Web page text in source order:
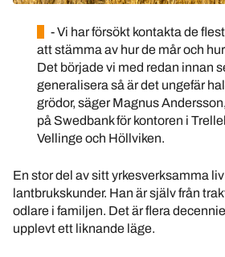
- Vi har försökt kontakta de
att stämma av hur de mår och
Det började vi med redan innan
generalisera så är det ungefär
grödor, säger Magnus
på Swedbank för kontoren i
Vellinge och Höllviken.
En stor del av sitt yrkesverksamma
lantbrukskunder. Han är själv från
odlare i familjen. Det är flera
upplevt ett liknande läge.